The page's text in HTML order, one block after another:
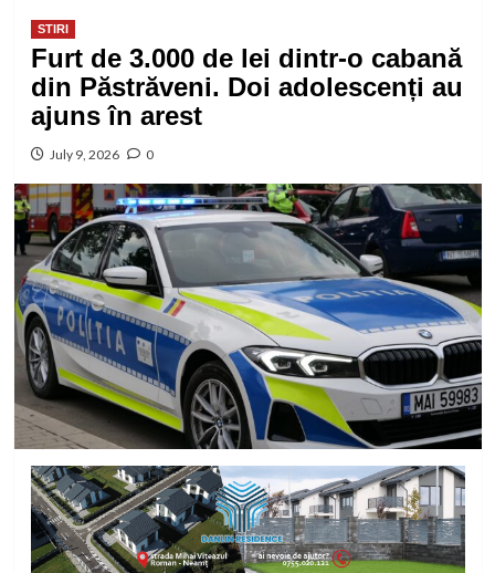
STIRI
Furt de 3.000 de lei dintr-o cabană
din Păstrăveni. Doi adolescenți au
ajuns în arest
July 9, 2026 0